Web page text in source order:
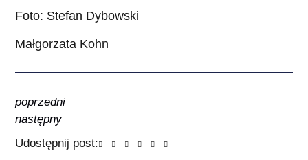
Foto: Stefan Dybowski
Małgorzata Kohn
poprzedni
następny
Udostępnij post: